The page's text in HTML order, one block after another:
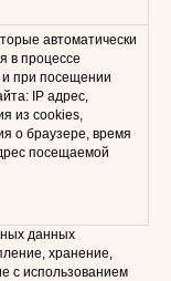
автоматически
в процессе
при посещении
IP адрес,
из cookies,
о браузере, время
посещаемой
данных
хранение,
с использованием